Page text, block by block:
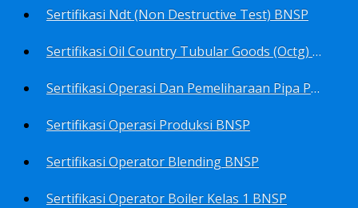
Sertifikasi Ndt (Non Destructive Test) BNSP
Sertifikasi Oil Country Tubular Goods (Octg) BNSP
Sertifikasi Operasi Dan Pemeliharaan Pipa Penyalur BNSP
Sertifikasi Operasi Produksi BNSP
Sertifikasi Operator Blending BNSP
Sertifikasi Operator Boiler Kelas 1 BNSP